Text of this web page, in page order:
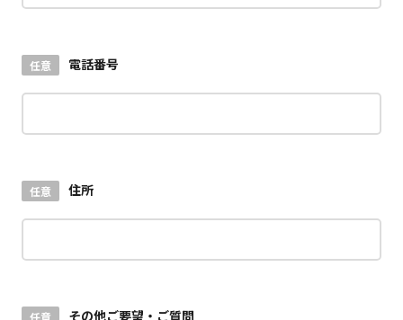
任意 電話番号
任意 住所
任意 その他ご要望・ご質問